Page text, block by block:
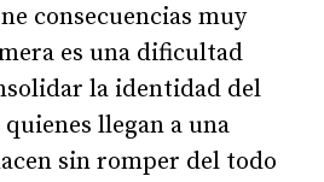
consecuencias muy
es una dificultad
la identidad del
llegan a una
sin romper del todo